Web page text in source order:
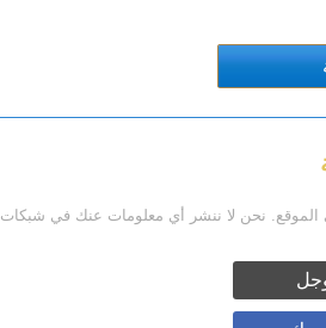
الموقع. نحن لا ننشر أي معلومات عنك في شبكات